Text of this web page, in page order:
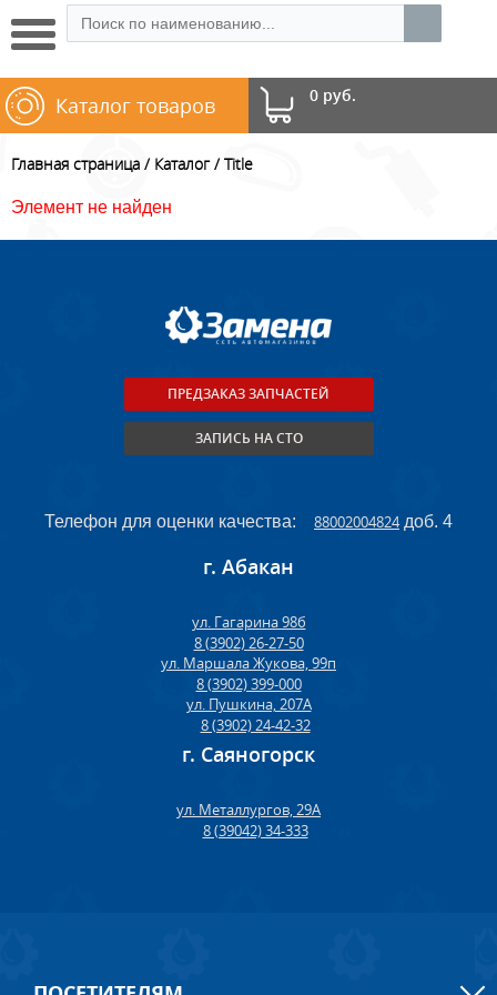
0 руб.
Каталог товаров
Главная страница Каталог Title
Элемент не найден
ПРЕДЗАКАЗ ЗАПЧАСТЕЙ
ЗАПИСЬ НА СТО
Телефон для оценки качества: 88002004824доб. 4
г. Абакан
ул. Гагарина 98б
8 (3902) 26-27-50
ул. Маршала Жукова, 99п
8 (3902) 399-000
ул. Пушкина, 207А
8 (3902) 24-42-32
г. Саяногорск
ул. Металлургов, 29А
8 (39042) 34-333